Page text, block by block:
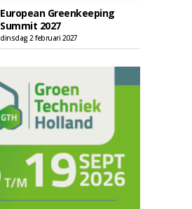
European Greenkeeping
Summit 2027
dinsdag 2 februari 2027